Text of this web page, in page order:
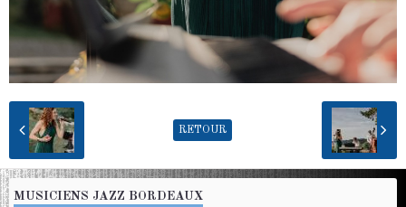
RETOUR
MUSICIENS JAZZ BORDEAUX